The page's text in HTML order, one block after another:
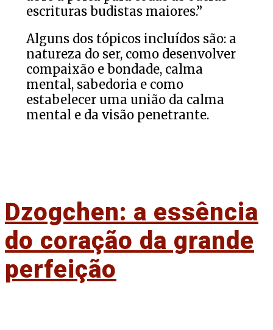
escrituras budistas maiores.”
Alguns dos tópicos incluídos são: a
natureza do ser, como desenvolver
compaixão e bondade, calma
mental, sabedoria e como
estabelecer uma união da calma
mental e da visão penetrante.
Dzogchen: a essência
do coração da grande
perfeição